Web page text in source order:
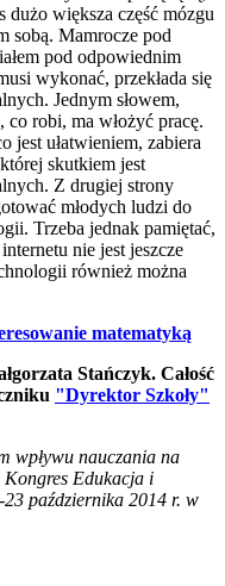
większa część mózgu
sobą. Mamrocze pod
pod odpowiednim
wykonać, przekłada się
Jednym słowem,
robi, ma włożyć pracę.
jest ułatwieniem, zabiera
skutkiem jest
Z drugiej strony
młodych ludzi do
Trzeba jednak pamiętać,
nie jest jeszcze
również można
matematyką
Stańczyk. Całość
"Dyrektor Szkoły"
wpływu nauczania na
Kongres Edukacja i
października 2014 r. w